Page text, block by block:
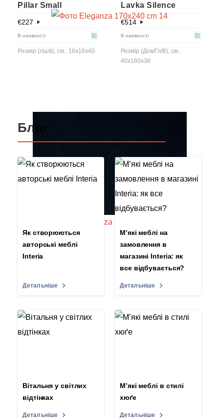
Pillar Small
€227
В наявності
Розмір (г/ш/в), см.: 16x16x40
Lavka Silence
€514
В наявності
Розмір (Дов/Гл/В), см.:
40x160x38
Блог
Як створюються
авторські меблі
Interia
Детальніше
М’які меблі на
замовлення в
магазині Interia: як
все відбувається?
Детальніше
Вітальня у світлих
відтінках
Детальніше
М’які меблі в стилі
хюґе
Детальніше